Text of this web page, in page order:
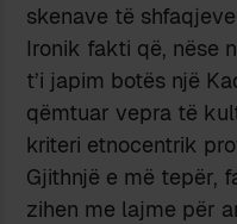
skenave të
Ironik fakti që, nëse
t’i japim botës një
qëmtuar vepra të
kriteri etnocentrik
Gjithnjë e më tepër,
zihen me lajme për